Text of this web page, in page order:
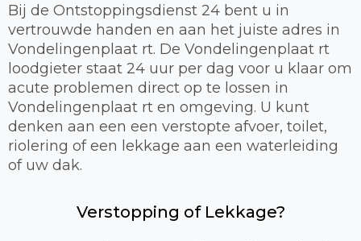
Bij de Ontstoppingsdienst 24 bent u in
vertrouwde handen en aan het juiste adres in
Vondelingenplaat rt. De Vondelingenplaat rt
loodgieter staat 24 uur per dag voor u klaar om
acute problemen direct op te lossen in
Vondelingenplaat rt en omgeving. U kunt
denken aan een een verstopte afvoer, toilet,
riolering of een lekkage aan een waterleiding
of uw dak.
Verstopping of Lekkage?